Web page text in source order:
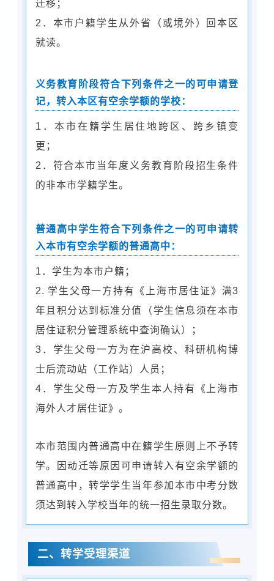
迁移；
2．本市户籍学生从外省（或境外）回本区
就读。
义务教育阶段符合下列条件之一的可申请登
记，转入本区有空余学额的学校：
1．本市在籍学生居住地跨区、跨乡镇变
更；
2．符合本市当年度义务教育阶段招生条件
的非本市学籍学生。
普通高中学生符合下列条件之一的可申请转
入本市有空余学额的普通高中：
1．学生为本市户籍；
2. 学生父母一方持有《上海市居住证》满3
年且积分达到标准分值（学生信息须在本市
居住证积分管理系统中查询确认）；
3．学生父母一方为在沪高校、科研机构博
士后流动站（工作站）人员；
4．学生父母一方及学生本人持有《上海市
海外人才居住证》。
本市范围内普通高中在籍学生原则上不予转
学。因动迁等原因可申请转入有空余学额的
普通高中，转学学生当年参加本市中考分数
须达到转入学校当年的统一招生录取分数。
二、转学受理渠道